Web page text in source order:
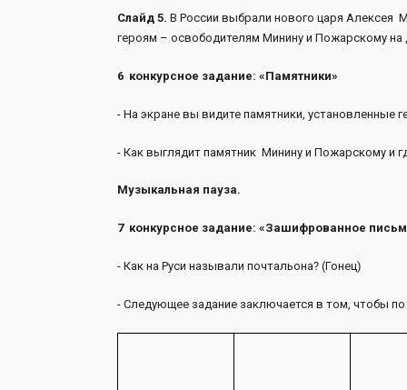
Слайд 5. В России выбрали нового царя Алексея
героям – освободителям Минину и Пожарскому
6 конкурсное задание: «Памятники»
- На экране вы видите памятники, установленные
- Как выглядит памятник Минину и Пожарскому и
Музыкальная пауза.
7 конкурсное задание: «Зашифрованное
- Как на Руси называли почтальона? (Гонец)
- Следующее задание заключается в том, чтобы